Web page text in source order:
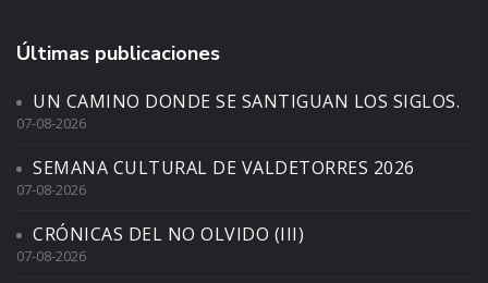
Últimas publicaciones
UN CAMINO DONDE SE SANTIGUAN LOS SIGLOS.
07-08-2026
SEMANA CULTURAL DE VALDETORRES 2026
07-08-2026
CRÓNICAS DEL NO OLVIDO (III)
07-08-2026